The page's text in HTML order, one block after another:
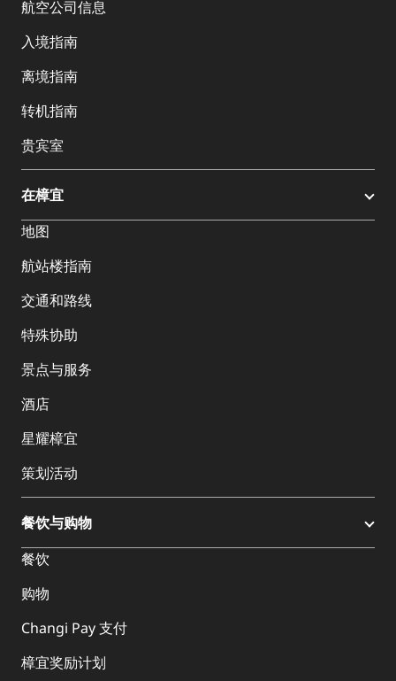
航空公司信息
入境指南
离境指南
转机指南
贵宾室
在樟宜
地图
航站楼指南
交通和路线
特殊协助
景点与服务
酒店
星耀樟宜
策划活动
餐饮与购物
餐饮
购物
Changi Pay 支付
樟宜奖励计划